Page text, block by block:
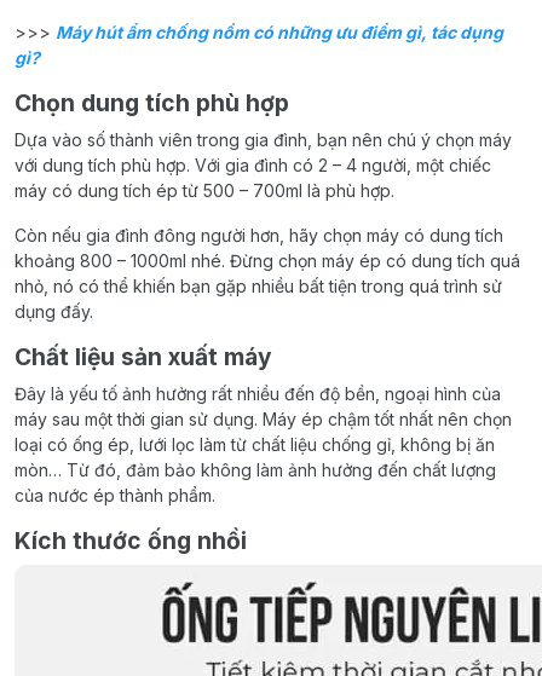
>>> Máy hút ẩm chống nồm có những ưu điểm gì, tác dụng
gì?
Chọn dung tích phù hợp
Dựa vào số thành viên trong gia đình, bạn nên chú ý chọn máy
với dung tích phù hợp. Với gia đình có 2 – 4 người, một chiếc
máy có dung tích ép từ 500 – 700ml là phù hợp.
Còn nếu gia đình đông người hơn, hãy chọn máy có dung tích
khoảng 800 – 1000ml nhé. Đừng chọn máy ép có dung tích quá
nhỏ, nó có thể khiến bạn gặp nhiều bất tiện trong quá trình sử
dụng đấy.
Chất liệu sản xuất máy
Đây là yếu tố ảnh hưởng rất nhiều đến độ bền, ngoại hình của
máy sau một thời gian sử dụng. Máy ép chậm tốt nhất nên chọn
loại có ống ép, lưới lọc làm từ chất liệu chống gỉ, không bị ăn
mòn… Từ đó, đảm bảo không làm ảnh hưởng đến chất lượng
của nước ép thành phẩm.
Kích thước ống nhồi